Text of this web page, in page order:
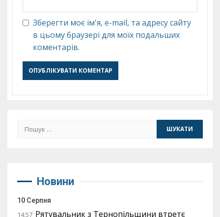
Зберегти моє ім'я, e-mail, та адресу сайту
в цьому браузері для моїх подальших
коментарів.
Пошук:
Новини
10 Серпня
14:57 Рятувальник з Тернопільщини втретє